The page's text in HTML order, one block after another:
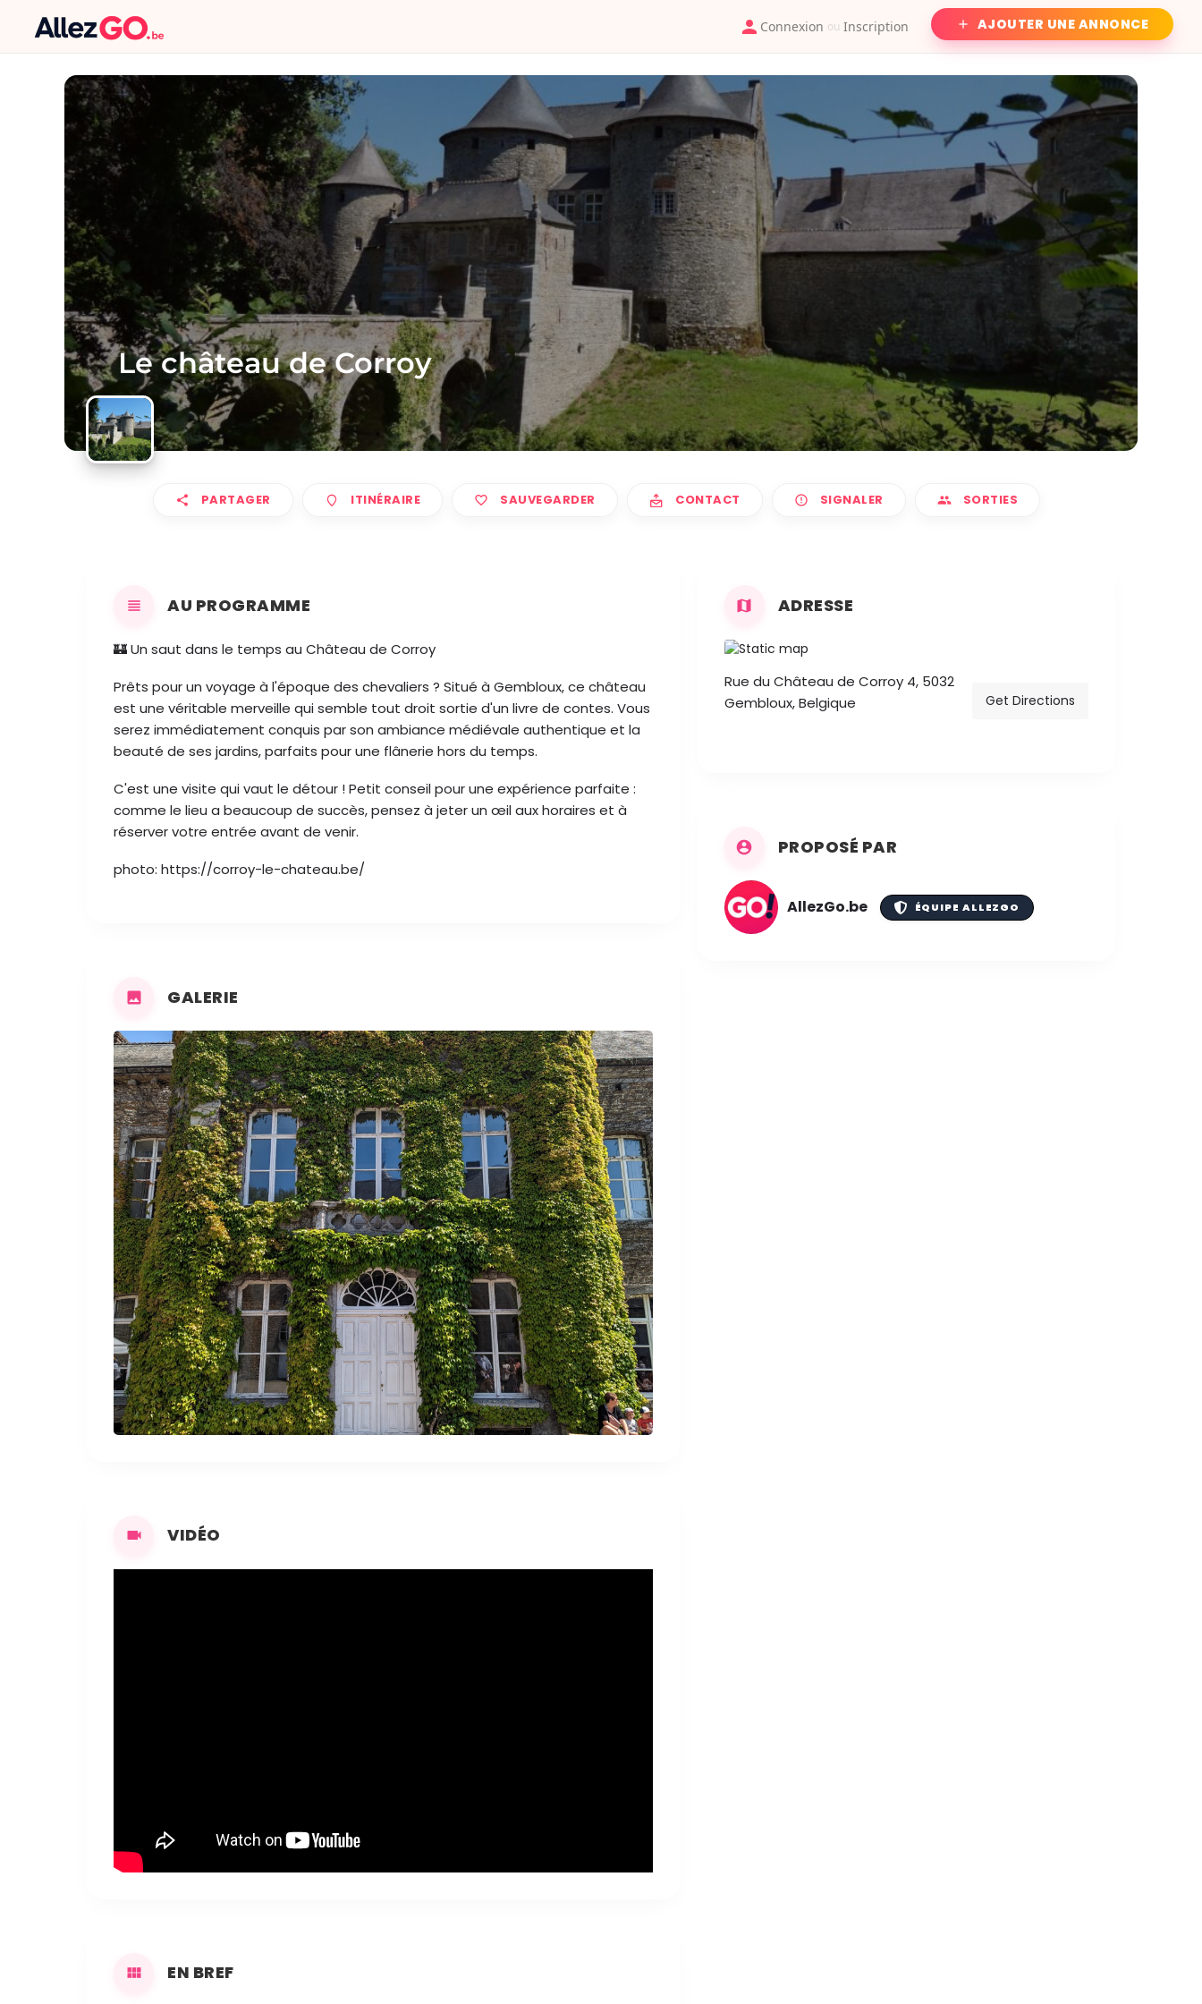
Connexion ou Inscription AJOUTER UNE ANNONCE
Le château de Corroy
PARTAGER ITINÉRAIRE SAUVEGARDER CONTACT SIGNALER SORTIES
AU PROGRAMME
🏰 Un saut dans le temps au Château de Corroy
Prêts pour un voyage à l'époque des chevaliers ? Situé à Gembloux, ce château
est une véritable merveille qui semble tout droit sortie d'un livre de contes. Vous
serez immédiatement conquis par son ambiance médiévale authentique et la
beauté de ses jardins, parfaits pour une flânerie hors du temps.
C'est une visite qui vaut le détour ! Petit conseil pour une expérience parfaite :
comme le lieu a beaucoup de succès, pensez à jeter un œil aux horaires et à
réserver votre entrée avant de venir.
photo: https://corroy-le-chateau.be/
GALERIE
VIDÉO
EN BREF
ADRESSE
Rue du Château de Corroy 4, 5032
Gembloux, Belgique
Get Directions
PROPOSÉ PAR
AllezGo.be ÉQUIPE ALLEZGO